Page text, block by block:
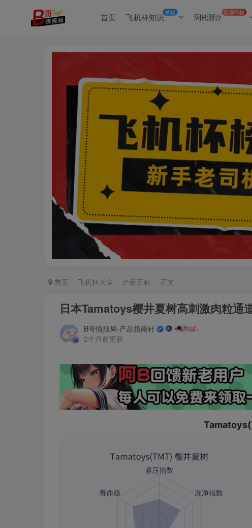
首页 飞机杯知识教程 阿B测评 名器倒模
首页 飞机杯大全 产品百科 正文
日本Tamatoys樱井夏树高刺激肉粒通
B哥情报局-产品指南针
2个月前更新